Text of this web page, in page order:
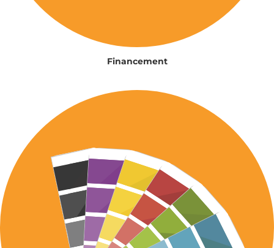
Financement